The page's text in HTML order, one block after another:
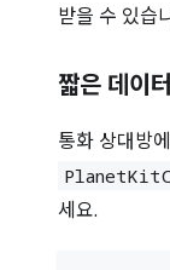
받을 수 있습
짧은 데이
통화 상대방
세요.